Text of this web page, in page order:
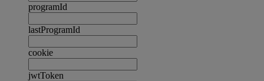
programId
lastProgramId
cookie
jwtToken